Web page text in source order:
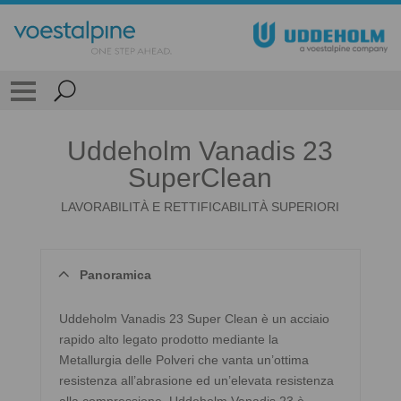
Uddeholm Vanadis 23
SuperClean
LAVORABILITÀ E RETTIFICABILITÀ SUPERIORI
Panoramica
Uddeholm Vanadis 23 Super Clean è un acciaio
rapido alto legato prodotto mediante la
Metallurgia delle Polveri che vanta un’ottima
resistenza all’abrasione ed un’elevata resistenza